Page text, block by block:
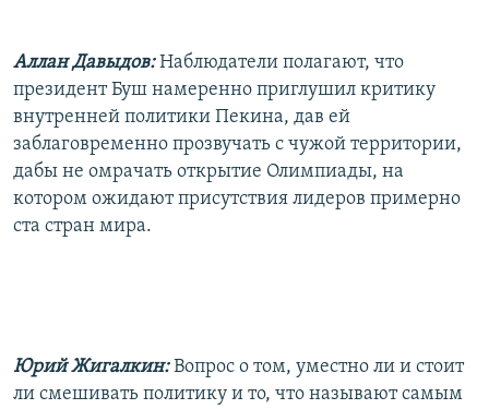
Аллан Давыдов:Наблюдатели полагают, что
президент Буш намеренно приглушил критику
внутренней политики Пекина, дав ей
заблаговременно прозвучать с чужой территории,
дабы не омрачать открытие Олимпиады, на
котором ожидают присутствия лидеров примерно
ста стран мира.
Юрий Жигалкин:Вопрос о том, уместно ли и стоит
ли смешивать политику и то, что называют самым